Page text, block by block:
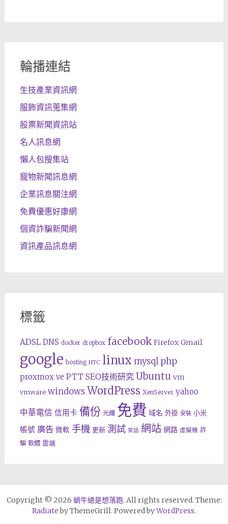
輪播連結
生技產業資訊網
服飾資訊蒐集網
股票新聞資訊站
名人訊息網
懶人包搜集站
寵物新聞訊息網
企業訊息關注網
免費優惠好康網
個資詐騙新聞網
資訊產品訊息網
標籤
ADSL DNS docker dropbox facebook Firefox Gmail
google hosting HTC linux mysql php
proxmox ve PTT SEO技術研究 Ubuntu vm
vmware windows WordPress XenServer yahoo
中華電信 信用卡 備份 光纖 免費 域名 外掛 安裝 小米
帳號 廣告 微軟 手機 更新 測試 笑話 網站 網路 虛擬機 詐
騙 軟體 雲端
Copyright © 2026 蝸牛總是想落跑. All rights reserved. Theme:
Radiateby ThemeGrill. Powered byWordPress.